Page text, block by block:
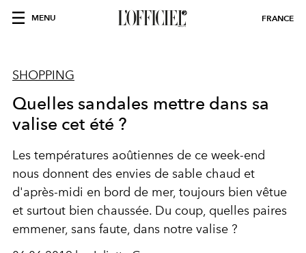
MENU FRANCE
SHOPPING
Quelles sandales mettre dans sa
valise cet été ?
Les températures aoûtiennes de ce week-end
nous donnent des envies de sable chaud et
d'après-midi en bord de mer, toujours bien vêtue
et surtout bien chaussée. Du coup, quelles paires
emmener, sans faute, dans notre valise ?